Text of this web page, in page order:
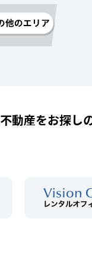
不動産をお探し